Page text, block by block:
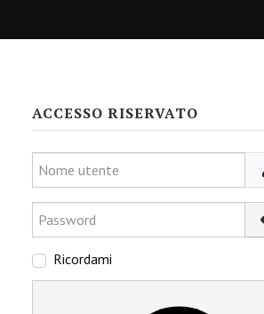
ACCESSO RISERVATO
Nome utente
Password
Ricordami